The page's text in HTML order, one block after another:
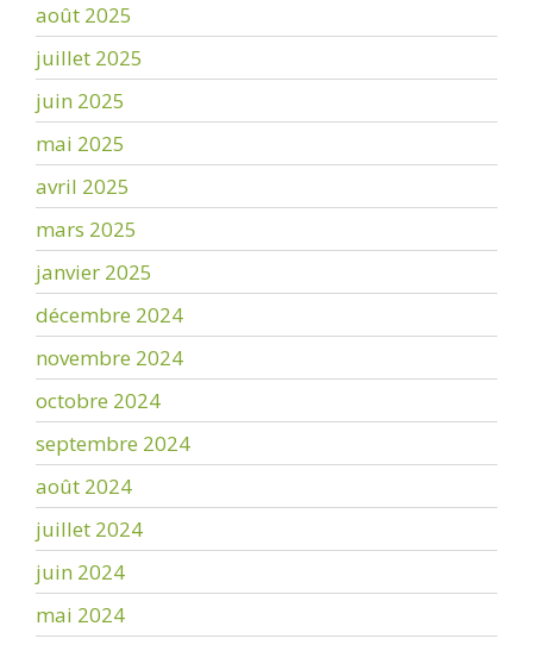
août 2025
juillet 2025
juin 2025
mai 2025
avril 2025
mars 2025
janvier 2025
décembre 2024
novembre 2024
octobre 2024
septembre 2024
août 2024
juillet 2024
juin 2024
mai 2024